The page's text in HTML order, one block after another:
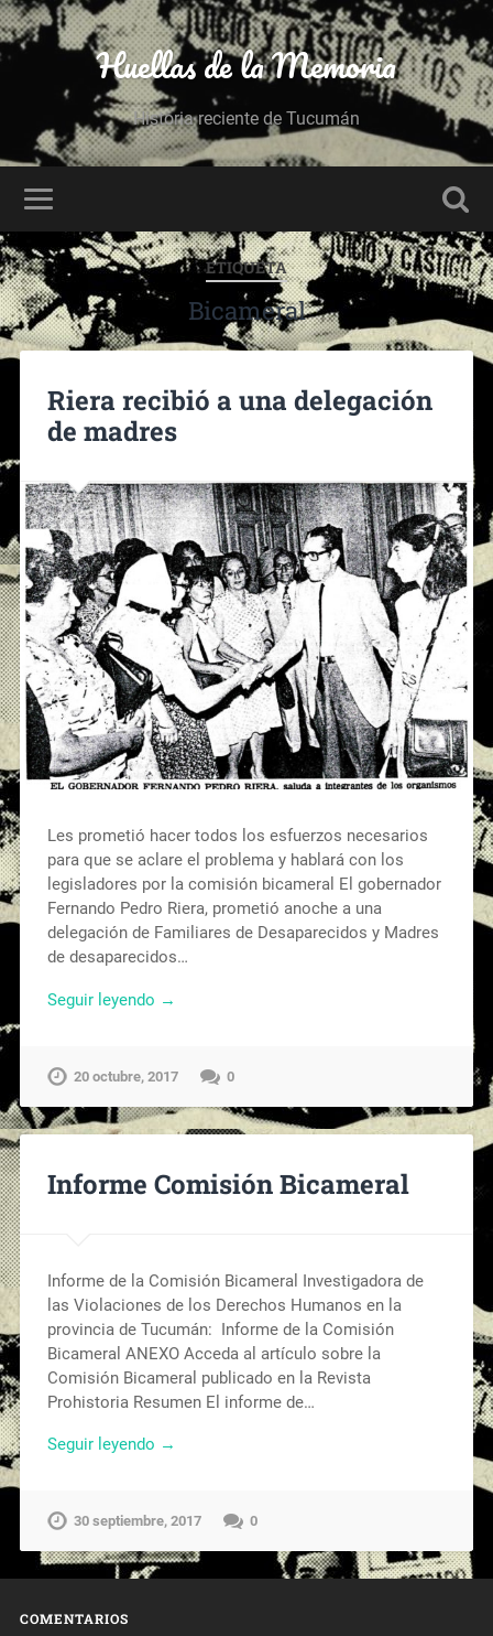
Huellas de la Memoria
Historia reciente de Tucumán
ETIQUETA
Bicameral
Riera recibió a una delegación
de madres
Les prometió hacer todos los esfuerzos necesarios
para que se aclare el problema y hablará con los
legisladores por la comisión bicameral El gobernador
Fernando Pedro Riera, prometió anoche a una
delegación de Familiares de Desaparecidos y Madres
de desaparecidos…
Seguir leyendo →
20 octubre, 2017 0
Informe Comisión Bicameral
Informe de la Comisión Bicameral Investigadora de
las Violaciones de los Derechos Humanos en la
provincia de Tucumán: Informe de la Comisión
Bicameral ANEXO Acceda al artículo sobre la
Comisión Bicameral publicado en la Revista
Prohistoria Resumen El informe de…
Seguir leyendo →
30 septiembre, 2017 0
COMENTARIOS